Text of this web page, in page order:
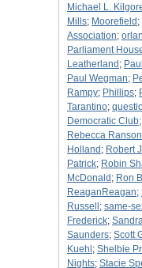
Michael L.
Mills; Moorefield ;
Association;
Parliament
Leatherland ;
Paul Wegman;
Rampy; Phillips;
Tarantino;
Democratic Club;
Rebecca Ranson
Holland ; Robert
Patrick; Robin
McDonald ; Ron
ReaganReagan;
Russell ; same-
Frederick;
Saunders; Scott
Kuehl ; Shelbie
Nights; Stacie